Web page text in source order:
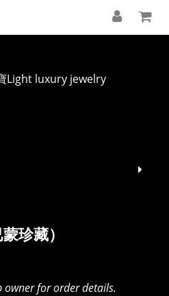
Light luxury jewelry
珍藏）
owner for order details.